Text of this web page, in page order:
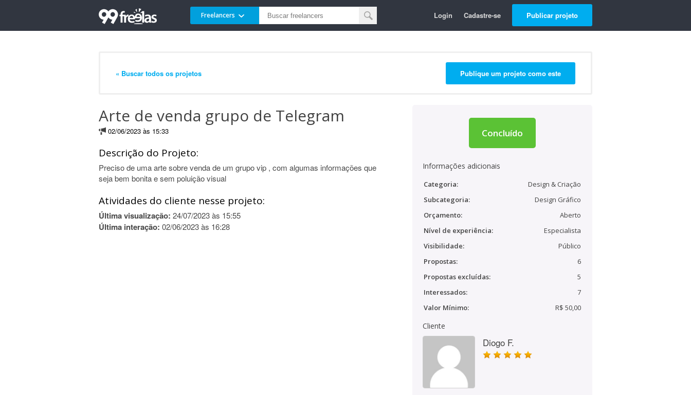
Freelancers Login Cadastre-se Publicar projeto
« Buscar todos os projetos Publique um projeto como este
Arte de venda grupo de Telegram
02/06/2023 às 15:33
Descrição do Projeto:
Preciso de uma arte sobre venda de um grupo vip , com algumas informações que
seja bem bonita e sem poluição visual
Atividades do cliente nesse projeto:
Última visualização: 24/07/2023 às 15:55
Última interação: 02/06/2023 às 16:28
Concluído
Informações adicionais
Categoria:
Design & Criação
Subcategoria:
Design Gráfico
Orçamento:
Aberto
Nível de experiência:
Especialista
Visibilidade:
Público
Propostas:
6
Propostas excluídas:
5
Interessados:
7
Valor Mínimo:
R$ 50,00
Cliente
Diogo F.